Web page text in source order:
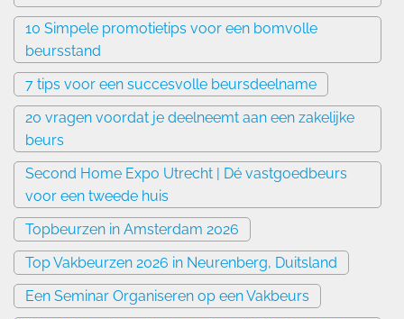
10 Simpele promotietips voor een bomvolle
beursstand
7 tips voor een succesvolle beursdeelname
20 vragen voordat je deelneemt aan een zakelijke
beurs
Second Home Expo Utrecht | Dé vastgoedbeurs
voor een tweede huis
Topbeurzen in Amsterdam 2026
Top Vakbeurzen 2026 in Neurenberg, Duitsland
Een Seminar Organiseren op een Vakbeurs